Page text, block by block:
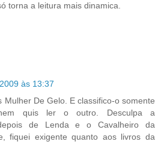
torna a leitura mais dinamica.
às 13:37
Mulher De Gelo. E classifico-o somente
quis ler o outro. Desculpa a
de Lenda e o Cavalheiro da
fiquei exigente quanto aos livros da